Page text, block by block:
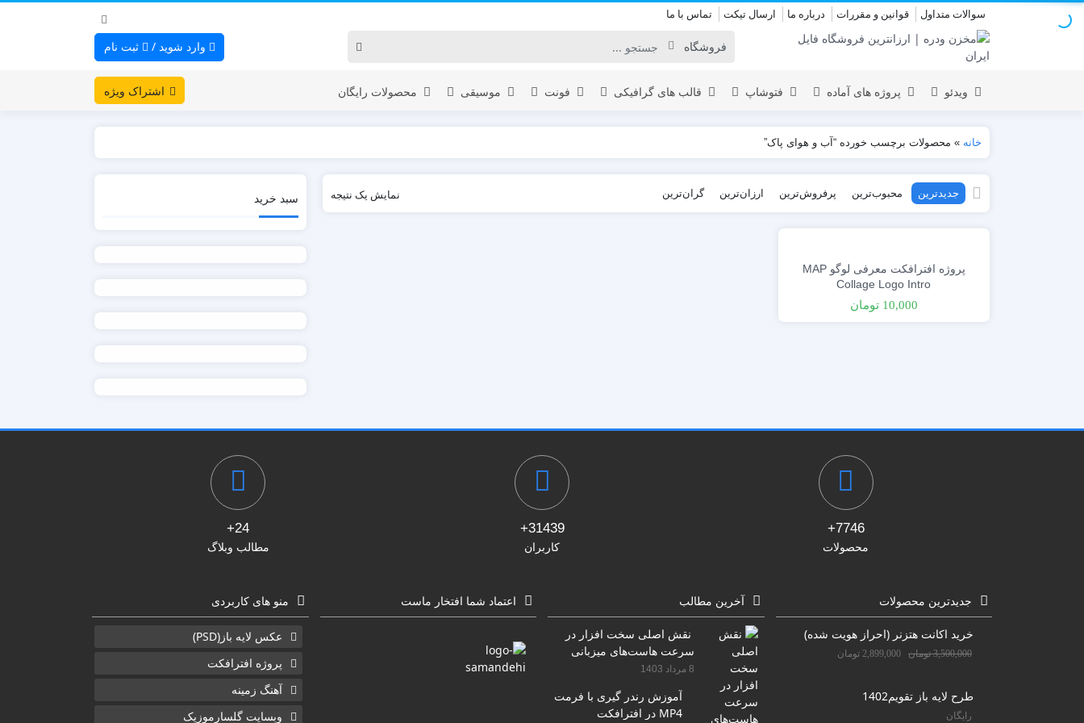
سوالات متداول قوانین و مقررات درباره ما ارسال تیکت تماس با ما
وارد شوید / ثبت نام
ویدئو پروژه های آماده
نمایش لوگو
عروسی
اسلایدشو
افتتاحیه
انیمیشن تایپوگرافی
اینفوگرافیک
المنت
نمایش لوگو
افتتاحیه
برودکست
اینفوگرافیک
فتوشاپ قالب های گرافیکی فونت موسیقی محصولات رایگان اشتراک ویژه
خانه » محصولات برچسب خورده “آب و هوای پاک”
جدیدترین محبوب‌ترین پرفروش‌ترین ارزان‌ترین گران‌ترین نمایش یک نتیجه
پروژه افترافکت معرفی لوگو MAP
Collage Logo Intro
10,000 تومان
سبد خرید
7746+
محصولات
31439+
کاربران
24+
مطالب وبلاگ
جدیدترین محصولات
خرید اکانت هتزنر (احراز هویت شده)
3,500,000 تومان 2,899,000 تومان
طرح لایه باز تقویم1402
رایگان
آخرین مطالب
نقش اصلی سخت افزار در
سرعت هاست‌های میزبانی
سایت
8 مرداد 1403
آموزش رندر گیری با فرمت
MP4 در افترافکت
اعتماد شما افتخار ماست منو های کاربردی
عکس لایه باز(PSD)
پروژه افترافکت
آهنگ زمینه
وبسایت گلسارموزیک